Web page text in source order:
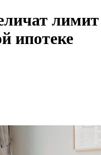
лимит
ипотеке